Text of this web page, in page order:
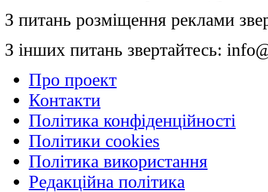
З питань розміщення реклами
З інших питань звертайтесь:
Про проект
Контакти
Політика конфіденційності
Політики cookies
Політика використання
Редакційна політика